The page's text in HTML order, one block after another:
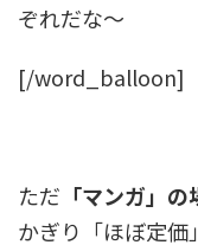
ぞれだな～
[/word_balloon]
ただ 「マンガ」の
かぎり「ほぼ定価